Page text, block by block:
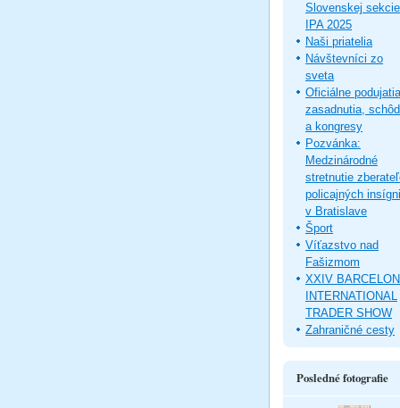
Slovenskej sekcie
IPA 2025
Naši priatelia
Návštevníci zo
sveta
Oficiálne
zasadnutia,
a kongresy
Pozvánka:
Medzinárodné
stretnutie
policajných
v Bratislave
Šport
Víťazstvo nad
Fašizmom
XXIV
INTERNATIONAL
TRADER SHOW
Zahraničné cesty
Posledné fotografie